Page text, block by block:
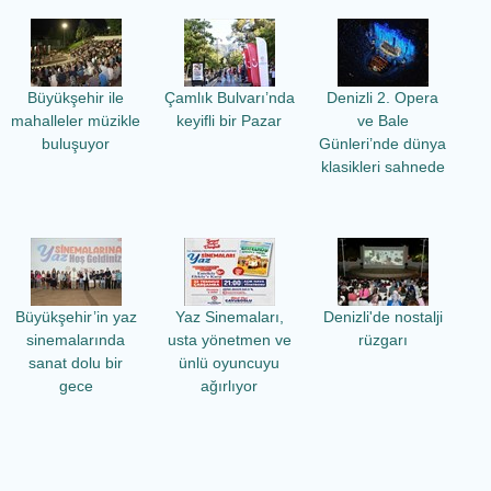
Büyükşehir ile
mahalleler müzikle
buluşuyor
Çamlık Bulvarı’nda
keyifli bir Pazar
Denizli 2. Opera
ve Bale
Günleri’nde dünya
klasikleri sahnede
Büyükşehir’in yaz
sinemalarında
sanat dolu bir
gece
Yaz Sinemaları,
usta yönetmen ve
ünlü oyuncuyu
ağırlıyor
Denizli'de nostalji
rüzgarı